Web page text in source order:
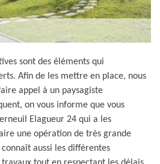
sont des éléments qui
Afin de les mettre en place, nous
appel à un paysagiste
on vous informe que vous
Elagueur 24 qui a les
une opération de très grande
aussi les différentes